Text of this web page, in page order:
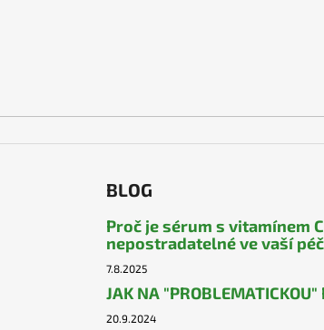
BLOG
Proč je sérum s vitamínem C
nepostradatelné ve vaší
7.8.2025
JAK NA "PROBLEMATICKOU"
20.9.2024